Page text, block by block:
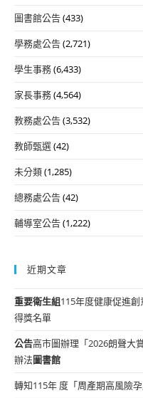
圖書館公告(433)
學務處公告(2,721)
學生事務(6,433)
家長事務(4,564)
教務處公告(3,532)
教師甄選(42)
未分類(1,285)
總務處公告(42)
輔導室公告(1,222)
近期文章
重要衛生組115年度健康促進
得獎名單
公告高市圖辦理「2026朗聲大
辦法圖書館
轉知115年 度「周產期高風險